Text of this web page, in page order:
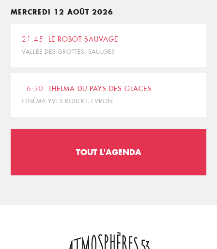
MERCREDI 12 AOÛT 2026
21:45 LE ROBOT SAUVAGE
VALLÉE DES GROTTES, SAULGES
16:30 THELMA DU PAYS DES GLACES
CINÉMA YVES ROBERT, EVRON
TOUT L'AGENDA